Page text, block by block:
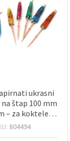
ukrasni
štap 100 mm
– za koktele,
kreativnu party
804494